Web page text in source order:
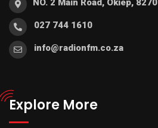
NO. 2 Main Road, Okiep, 8270
027 744 1610
info@radionfm.co.za
Explore More